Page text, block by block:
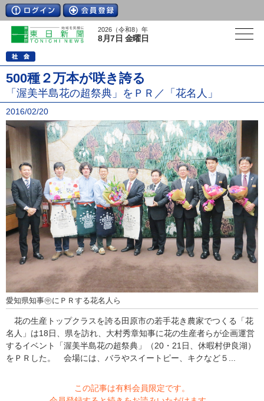
2026（令和8）年
8月7日 金曜日
500種２万本が咲き誇る
「渥美半島花の超祭典」をＰＲ／「花名人」
2016/02/20
愛知県知事㊥にＰＲする花名人ら
花の生産トップクラスを誇る田原市の若手花き農家でつくる「花
名人」は18日、県を訪れ、大村秀章知事に花の生産者らが企画運営
するイベント「渥美半島花の超祭典」（20・21日、休暇村伊良湖）
をＰＲした。 会場には、バラやスイートピー、キクなど５...
この記事は有料会員限定です。